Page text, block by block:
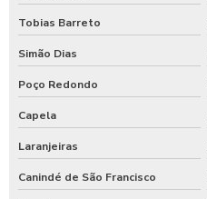
Tobias Barreto
Simão Dias
Poço Redondo
Capela
Laranjeiras
Canindé de São Francisco